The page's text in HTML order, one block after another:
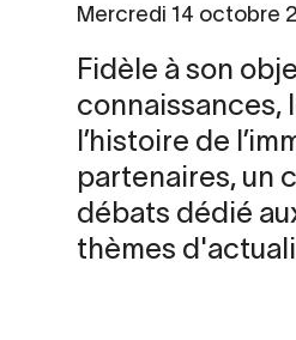
Mercredi 14 octobre
Fidèle à son
connaissances,
l’histoire de
partenaires, un
débats dédié
thèmes